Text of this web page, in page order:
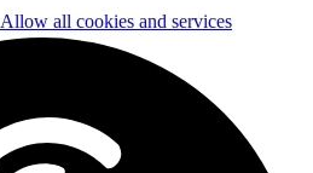
Allow all cookies and services